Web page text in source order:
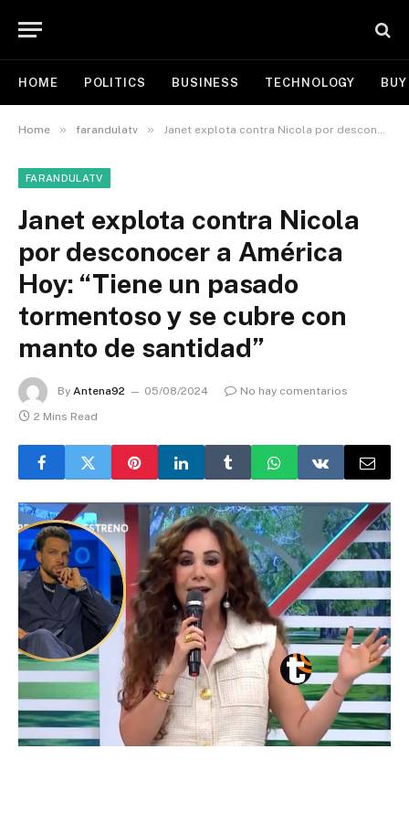
HOME POLITICS BUSINESS TECHNOLOGY
Home » farandulatv » Janet explota contra Nicola por desconocer a América Hoy: “Tiene un pasado tormentoso y se cubre con manto de santidad”
FARANDULATV
Janet explota contra Nicola
por desconocer a América
Hoy: “Tiene un pasado
tormentoso y se cubre con
manto de santidad”
By Antena92 05/08/2024
No hay comentarios
2 Mins Read